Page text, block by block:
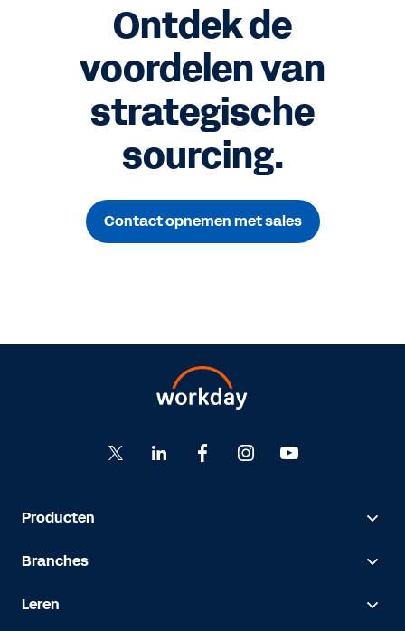
Ontdek de
voordelen van
strategische
sourcing.
Contact opnemen met sales
Producten
Branches
Leren